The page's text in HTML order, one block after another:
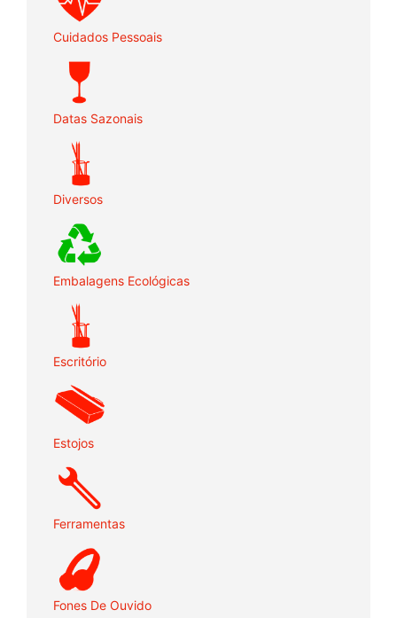
Cuidados Pessoais
Datas Sazonais
Diversos
Embalagens Ecológicas
Escritório
Estojos
Ferramentas
Fones De Ouvido